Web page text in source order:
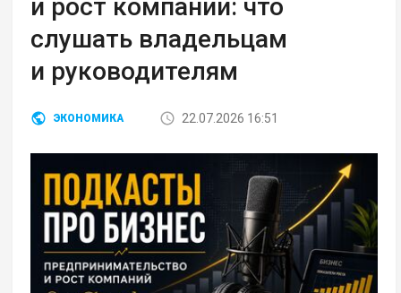
и рост компаний: что
слушать владельцам
и руководителям
ЭКОНОМИКА 22.07.2026 16:51